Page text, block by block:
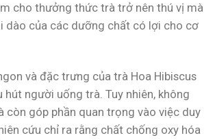
cho thưởng thức trà trở nên thú vị mà
dào của các dưỡng chất có lợi cho cơ
và đặc trưng của trà Hoa Hibiscus
hút người uống trà. Tuy nhiên, không
còn góp phần quan trọng vào việc duy
cứu chỉ ra rằng chất chống oxy hóa